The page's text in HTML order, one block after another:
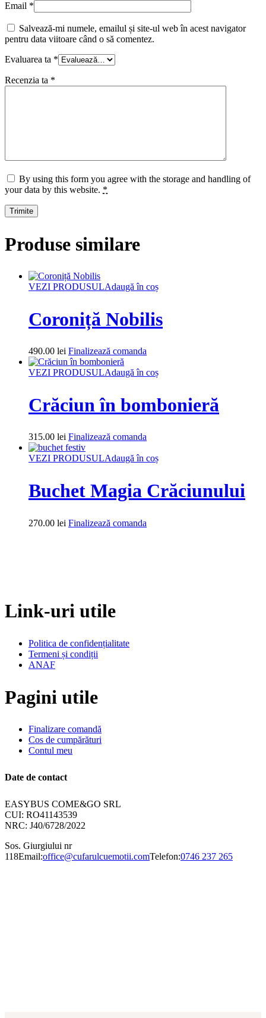
Email *
Salvează-mi numele, emailul și site-ul web în acest navigator
pentru data viitoare când o să comentez.
Evaluarea ta *
Recenzia ta *
By using this form you agree with the storage and handling of
your data by this website. *
Produse similare
VEZI PRODUSULAdaugă în coș
Coroniță Nobilis
490.00 lei Finalizează comanda
VEZI PRODUSULAdaugă în coș
Crăciun în bombonieră
315.00 lei Finalizează comanda
VEZI PRODUSULAdaugă în coș
Buchet Magia Crăciunului
270.00 lei Finalizează comanda
Link-uri utile
Politica de confidențialitate
Termeni și condiții
ANAF
Pagini utile
Finalizare comandă
Cos de cumpărături
Contul meu
Date de contact
EASYBUS COME&GO SRL
CUI: RO41143539
NRC: J40/6728/2022
Sos. Giurgiului nr
118Email:office@cufarulcuemotii.comTelefon:0746 237 265